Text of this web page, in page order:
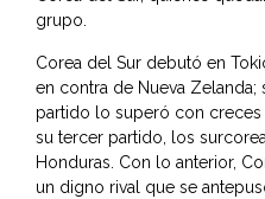
grupo.
Corea del Sur debutó en
en contra de Nueva
partido lo superó con creces
su tercer partido, los
Honduras. Con lo anterior,
un digno rival que se